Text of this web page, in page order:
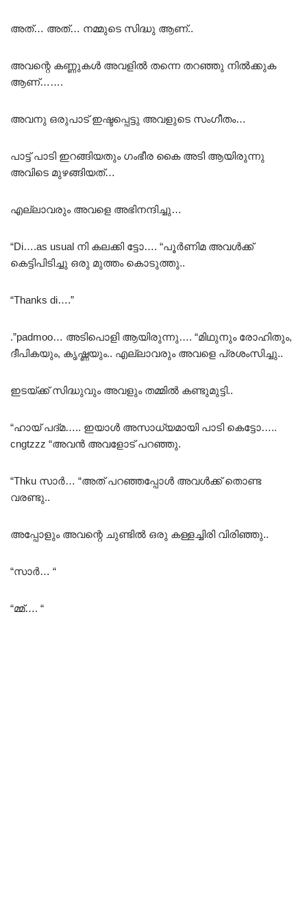
അത്… അത്… നമ്മുടെ സിദ്ധു ആണ്..
അവന്റെ കണ്ണുകൾ അവളിൽ തന്നെ തറഞ്ഞു നിൽക്കുക
ആണ്…….
അവനു ഒരുപാട് ഇഷ്ടപ്പെട്ടു അവളുടെ സംഗീതം…
പാട്ട് പാടി ഇറങ്ങിയതും ഗംഭീര കൈ അടി ആയിരുന്നു
അവിടെ മുഴങ്ങിയത്…
എല്ലാവരും അവളെ അഭിനന്ദിച്ചു…
“Di….as usual നി കലക്കി ട്ടോ…. “പൂർണിമ അവൾക്ക്
കെട്ടിപിടിച്ചു ഒരു മുത്തം കൊടുത്തു..
“Thanks di….”
.”padmoo… അടിപൊളി ആയിരുന്നു…. “മിഥുനും രോഹിതും,
ദീപികയും, കൃഷ്ണയും.. എല്ലാവരും അവളെ പ്രശംസിച്ചു..
ഇടയ്ക്ക് സിദ്ധുവും അവളും തമ്മിൽ കണ്ടുമുട്ടി..
“ഹായ് പദ്മ….. ഇയാൾ അസാധ്യമായി പാടി കെട്ടോ…..
cngtzzz “അവൻ അവളോട് പറഞ്ഞു.
“Thku സാർ… “അത് പറഞ്ഞപ്പോൾ അവൾക്ക് തൊണ്ട
വരണ്ടു..
അപ്പോളും അവന്റെ ചുണ്ടിൽ ഒരു കള്ളച്ചിരി വിരിഞ്ഞു..
“സാർ… “
“മ്മ്…. “